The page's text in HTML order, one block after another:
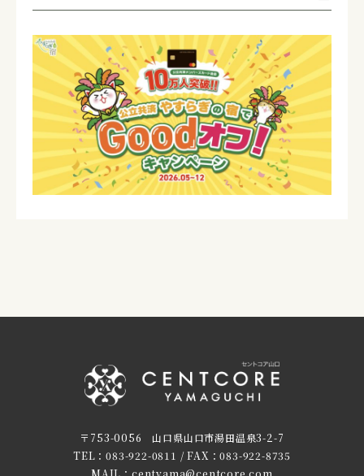
〒753-0056 山口県山口市湯田温泉3-2-7
TEL：083-922-0811 / FAX：083-922-8735
MAIL：centyama@centcore.com